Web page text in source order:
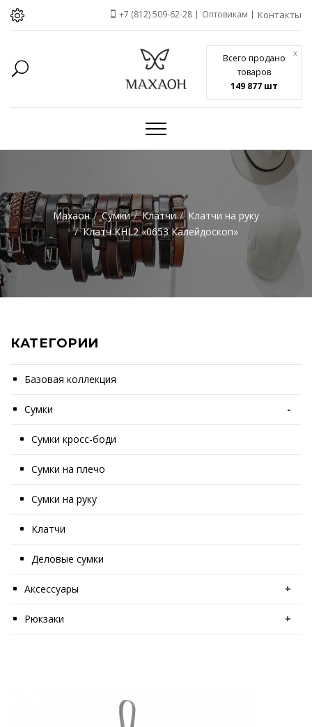
Всего продано
товаров
149 877 шт
x
+7 (812) 509-62-28 Оптовикам Контакты
Махаон Сумки Клатчи
Клатчи на руку
Клатч KHL2 «0653 Калейдоскоп»
КАТЕГОРИИ
Базовая коллекция
Сумки -
Сумки кросс-боди
Сумки на плечо
Сумки на руку
Клатчи
Деловые сумки
Аксессуары +
Рюкзаки +